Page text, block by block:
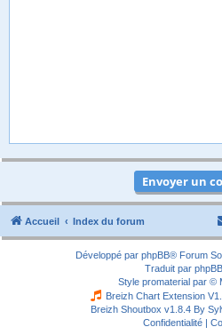
Accueil Index du forum
Développé par phpBB® Forum
Traduit par
Style promaterial par ©
Breizh Chart Extension
Breizh Shoutbox v1.8.4 By
Confidentialité|